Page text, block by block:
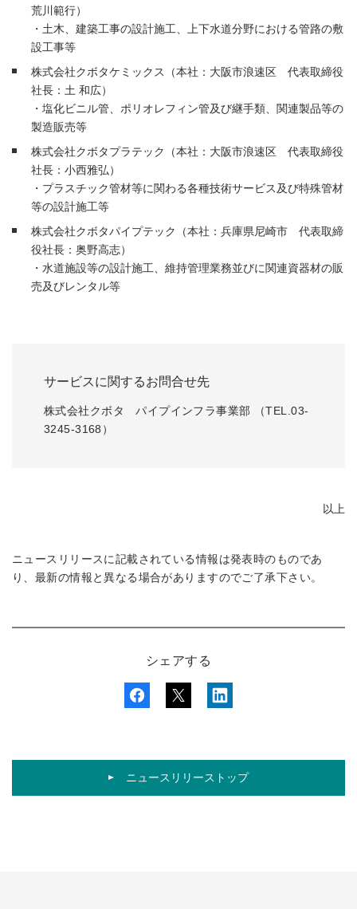
荒川範行）
・土木、建築工事の設計施工、上下水道分野における管路の敷
設工事等
株式会社クボタケミックス（本社：大阪市浪速区 代表取締役
社長：土 和広）
・塩化ビニル管、ポリオレフィン管及び継手類、関連製品等の
製造販売等
株式会社クボタプラテック（本社：大阪市浪速区 代表取締役
社長：小西雅弘）
・プラスチック管材等に関わる各種技術サービス及び特殊管材
等の設計施工等
株式会社クボタパイプテック（本社：兵庫県尼崎市 代表取締
役社長：奥野高志）
・水道施設等の設計施工、維持管理業務並びに関連資器材の販
売及びレンタル等
サービスに関するお問合せ先
株式会社クボタ パイプインフラ事業部 （TEL.03-
3245-3168）
以上
ニュースリリースに記載されている情報は発表時のものであ
り、最新の情報と異なる場合がありますのでご了承下さい。
シェアする
ニュースリリーストップ